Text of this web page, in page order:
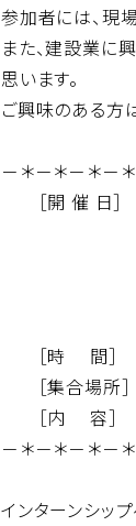
参加者には、現
また、建設業に
思います。
ご興味のある方
－＊－＊－＊－
［開 催 日
6月5日(
6月12日
6月19日(
6月26日
［時 間］ 9
［集合場所
［内 容］ ド
－＊－＊－＊－
インターンシッ